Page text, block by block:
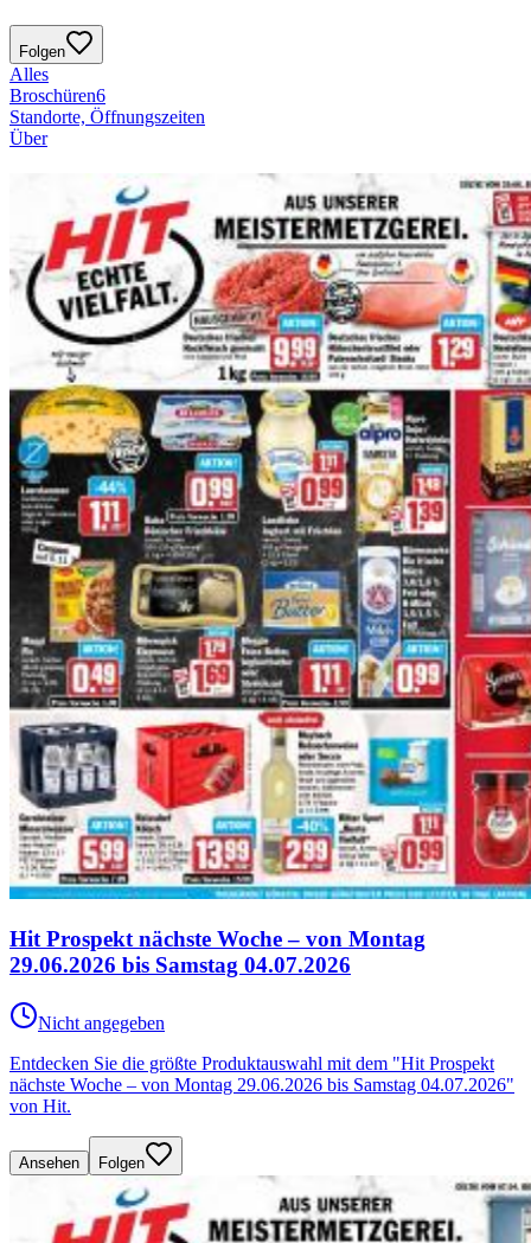
Folgen
Alles
Broschüren6
Standorte, Öffnungszeiten
Über
Hit Prospekt nächste Woche – von Montag
29.06.2026 bis Samstag 04.07.2026
Nicht angegeben
Entdecken Sie die größte Produktauswahl mit dem "Hit Prospekt
nächste Woche – von Montag 29.06.2026 bis Samstag 04.07.2026"
von Hit.
Ansehen Folgen